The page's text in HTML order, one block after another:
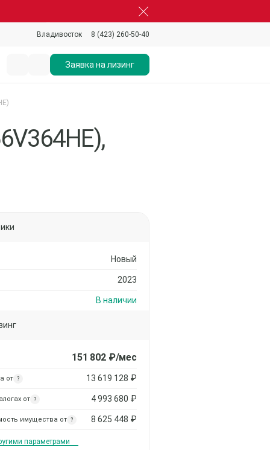
Владивосток 8 (423) 260-50-40
Заявка на лизинг
Новый
2023
В наличии
151 802₽/мес
от ? 13 619 128 ₽
от ? 4 993 680 ₽
имущества от ? 8 625 448 ₽
параметрами